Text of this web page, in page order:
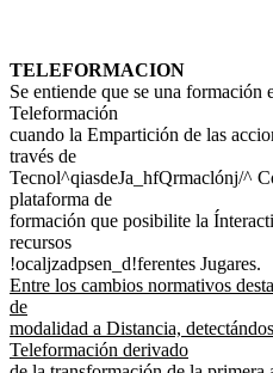
TELEFORMACION
Se entiende que se una formación
Teleformación
cuando la Empartición de las
través de
Tecnol^qiasdeJa_hfQrmaclónj/^
plataforma de
formación que posibilite la
recursos
!ocaljzadpsen_d!ferentes Jugares.
Entre los cambios normativos
de
modalidad a Distancia,
Teleformación derivado